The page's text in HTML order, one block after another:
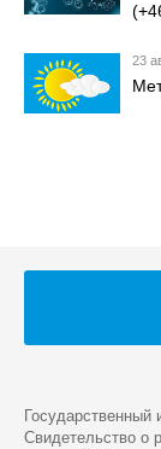
23
Государственный
Cвидетельство